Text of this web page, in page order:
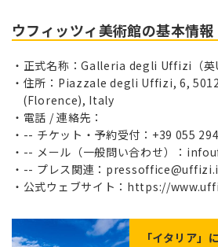
ウフィッツィ美術館の基本情報
正式名称：Galleria degli Uffizi（英
住所：Piazzale degli Uffizi, 6,
(Florence), Italy
電話 / 連絡先：
-- チケット・予約受付：+39 055
-- メール（一般問い合わせ）：
-- プレス関連：
公式ウェブサイト：https://
「イタリア」